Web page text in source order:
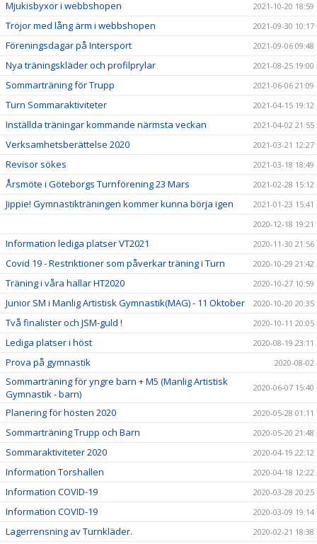
Mjukisbyxor i webbshopen 2021-10-20 18:59
Tröjor med lång ärm i webbshopen 2021-09-30 10:17
Föreningsdagar på Intersport 2021-09-06 09:48
Nya träningskläder och profilprylar 2021-08-25 19:00
Sommarträning för Trupp 2021-06-06 21:09
Turn Sommaraktiviteter 2021-04-15 19:12
Inställda träningar kommande närmsta veckan 2021-04-02 21:55
Verksamhetsberättelse 2020 2021-03-21 12:27
Revisor sökes 2021-03-18 18:49
Årsmöte i Göteborgs Turnförening 23 Mars 2021-02-28 15:12
Jippie! Gymnastikträningen kommer kunna börja igen
2021-01-23 15:41
2020-12-18 19:21
Information lediga platser VT2021 2020-11-30 21:56
Covid 19 - Restriktioner som påverkar träning i Turn 2020-10-29 21:42
Träning i våra hallar HT2020 2020-10-27 10:59
Junior SM i Manlig Artistisk Gymnastik(MAG) - 11 Oktober 2020-10-20 20:35
Två finalister och JSM-guld ! 2020-10-11 20:05
Lediga platser i höst 2020-08-19 23:11
Prova på gymnastik 2020-08-02
Sommarträning för yngre barn + M5 (Manlig Artistisk
Gymnastik - barn)
2020-06-07 15:40
Planering för hösten 2020 2020-05-28 01:11
Sommarträning Trupp och Barn 2020-05-20 21:48
Sommaraktiviteter 2020 2020-04-19 22:12
Information Torshallen 2020-04-18 12:22
Information COVID-19 2020-03-28 20:25
Information COVID-19 2020-03-09 19:14
Lagerrensning av Turnkläder. 2020-02-21 18:38